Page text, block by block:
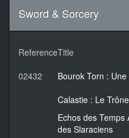
Sword & Sorcery
ReferenceTitle
02432
Bourok Torn :
Calastie : Le
Echos des Temps
des Slaraciens